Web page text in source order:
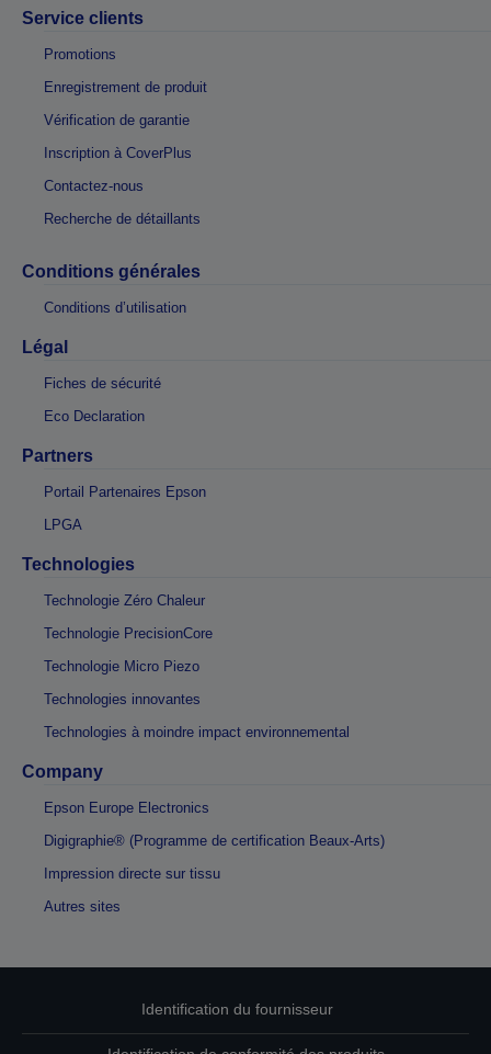
Service clients
Promotions
Enregistrement de produit
Vérification de garantie
Inscription à CoverPlus
Contactez-nous
Recherche de détaillants
Conditions générales
Conditions d’utilisation
Légal
Fiches de sécurité
Eco Declaration
Partners
Portail Partenaires Epson
LPGA
Technologies
Technologie Zéro Chaleur
Technologie PrecisionCore
Technologie Micro Piezo
Technologies innovantes
Technologies à moindre impact environnemental
Company
Epson Europe Electronics
Digigraphie® (Programme de certification Beaux-Arts)
Impression directe sur tissu
Autres sites
Identification du fournisseur